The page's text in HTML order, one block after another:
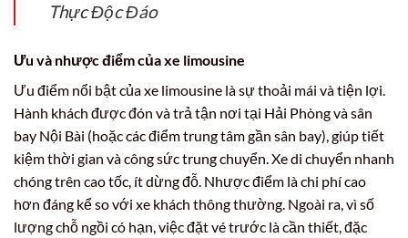
Thực Độc Đáo
Ưu và nhược điểm của xe limousine
Ưu điểm nổi bật của xe limousine là sự thoải mái và tiện lợi.
Hành khách được đón và trả tận nơi tại Hải Phòng và sân
bay Nội Bài (hoặc các điểm trung tâm gần sân bay), giúp tiết
kiệm thời gian và công sức trung chuyển. Xe di chuyển nhanh
chóng trên cao tốc, ít dừng đỗ. Nhược điểm là chi phí cao
hơn đáng kể so với xe khách thông thường. Ngoài ra, vì số
lượng chỗ ngồi có hạn, việc đặt vé trước là cần thiết, đặc